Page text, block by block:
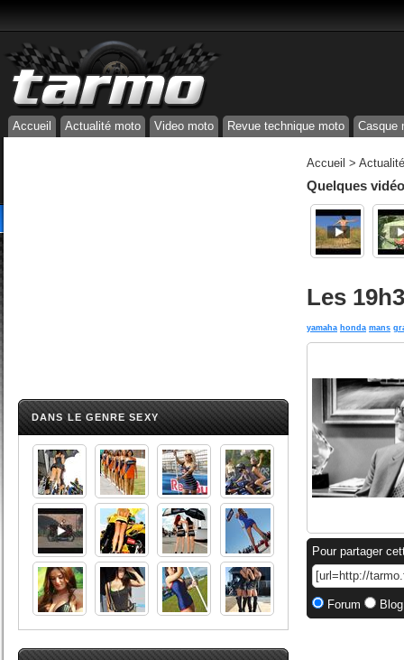
Accueil Actualité moto Video moto Revue technique moto Casque
DANS LE GENRE SEXY
Accueil >
Quelques
Les
yamaha honda mans
Pour partager
Forum